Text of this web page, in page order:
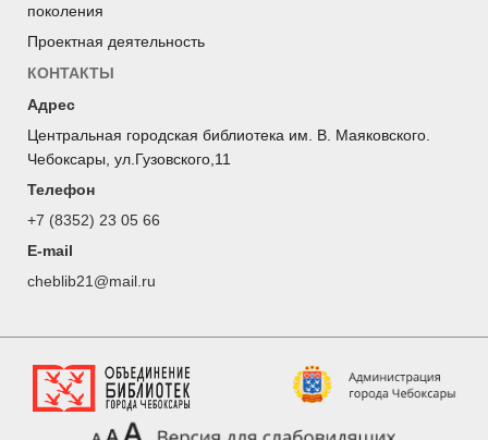
поколения
Проектная деятельность
КОНТАКТЫ
Адрес
Центральная городская библиотека им. В. Маяковского.
Чебоксары, ул.Гузовского,11
Телефон
+7 (8352) 23 05 66
E-mail
cheblib21@mail.ru